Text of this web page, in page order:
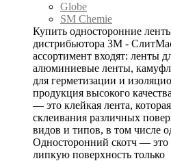
Globe
SM Chemie
Купить односторонние
дистрибьютора 3М -
ассортимент входят: ленты
алюминиевые ленты,
для герметизации и
продукция высокого
— это клейкая лента,
склеивания различных
видов и типов, в том числе
Односторонний скотч — это
липкую поверхность только